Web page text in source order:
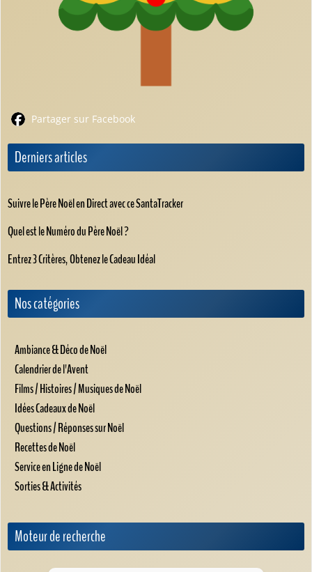
Partager sur Facebook
Derniers articles
Suivre le Père Noël en Direct avec ce SantaTracker
Quel est le Numéro du Père Noël ?
Entrez 3 Critères, Obtenez le Cadeau Idéal
Nos catégories
Ambiance & Déco de Noël
Calendrier de l'Avent
Films / Histoires / Musiques de Noël
Idées Cadeaux de Noël
Questions / Réponses sur Noël
Recettes de Noël
Service en Ligne de Noël
Sorties & Activités
Moteur de recherche